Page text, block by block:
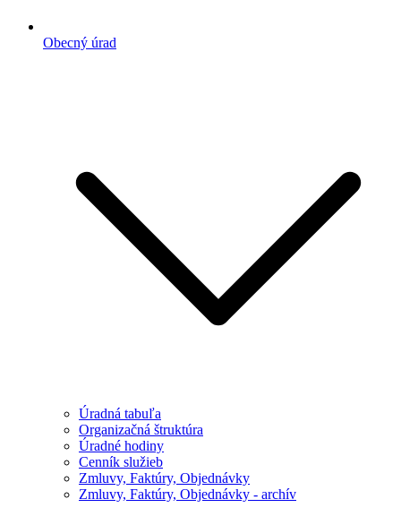
Obecný úrad
Úradná tabuľa
Organizačná štruktúra
Úradné hodiny
Cenník služieb
Zmluvy, Faktúry, Objednávky
Zmluvy, Faktúry, Objednávky - archív